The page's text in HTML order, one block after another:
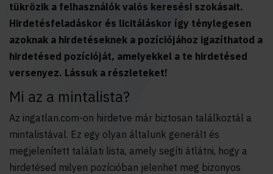
tükrözik a felhasználók valós keresési szokásait.
Hirdetésfeladáskor és licitáláskor így ténylegesen
azoknak a hirdetéseknek a pozíciójához igazíthatod a
hirdetésed pozícióját, amelyekkel a te hirdetésed
versenyez. Lássuk a részleteket!
Mi az a mintalista?
Az ingatlan.com-on hirdetve már biztosan találkoztál a
mintalistával. Ez egy olyan általunk generált és
megjelenített találati lista, amely segíti átlátni, hogy a
hirdetésed milyen pozícióban jelenhet meg bizonyos